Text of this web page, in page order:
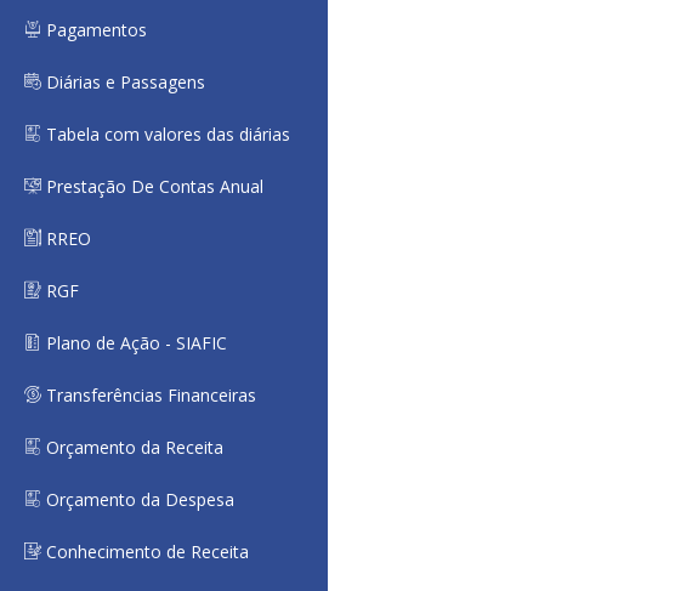
Pagamentos
Diárias e Passagens
Tabela com valores das diárias
Prestação De Contas Anual
RREO
RGF
Plano de Ação - SIAFIC
Transferências Financeiras
Orçamento da Receita
Orçamento da Despesa
Conhecimento de Receita